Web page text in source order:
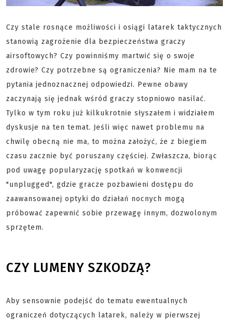
Czy stale rosnące możliwości i osiągi latarek taktycznych
stanowią zagrożenie dla bezpieczeństwa graczy
airsoftowych? Czy powinniśmy martwić się o swoje
zdrowie? Czy potrzebne są ograniczenia? Nie mam na te
pytania jednoznacznej odpowiedzi. Pewne obawy
zaczynają się jednak wśród graczy stopniowo nasilać.
Tylko w tym roku już kilkukrotnie słyszałem i widziałem
dyskusje na ten temat. Jeśli więc nawet problemu na
chwilę obecną nie ma, to można założyć, że z biegiem
czasu zacznie być poruszany częściej. Zwłaszcza, biorąc
pod uwagę popularyzację spotkań w konwencji
"unplugged", gdzie gracze pozbawieni dostępu do
zaawansowanej optyki do działań nocnych mogą
próbować zapewnić sobie przewagę innym, dozwolonym
sprzętem.
CZY LUMENY SZKODZĄ?
Aby sensownie podejść do tematu ewentualnych
ograniczeń dotyczących latarek, należy w pierwszej